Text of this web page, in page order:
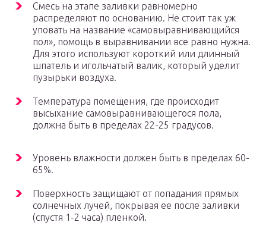
Смесь на этапе заливки равномерно
распределяют по основанию. Не стоит так уж
уповать на название «самовыравнивающийся
пол», помощь в выравнивании все равно нужна.
Для этого используют короткий или длинный
шпатель и игольчатый валик, который уделит
пузырьки воздуха.
Температура помещения, где происходит
высыхание самовыравнивающегося пола,
должна быть в пределах 22-25 градусов.
Уровень влажности должен быть в пределах 60-
65%.
Поверхность защищают от попадания прямых
солнечных лучей, покрывая ее после заливки
(спустя 1-2 часа) пленкой.